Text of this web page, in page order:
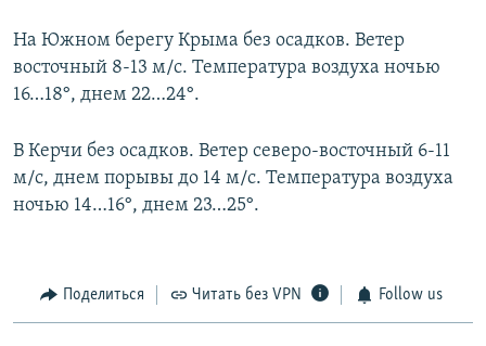
На Южном берегу Крыма без осадков. Ветер
восточный 8-13 м/с. Температура воздуха ночью
16…18°, днем 22…24°.
В Керчи без осадков. Ветер северо-восточный 6-11
м/с, днем порывы до 14 м/с. Температура воздуха
ночью 14…16°, днем 23…25°.
Поделиться Читать без VPN Follow us